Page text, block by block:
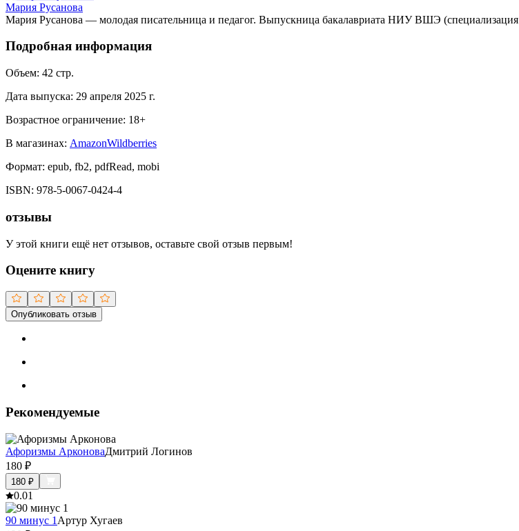
Мария Русанова
Мария Русанова — молодая писательница и педагог. Выпускница бакалавриата НИУ ВШЭ (специализация
Подробная информация
Объем: 42 стр.
Дата выпуска: 29 апреля 2025 г.
Возрастное ограничение: 18+
В магазинах: AmazonWildberries
Формат: epub, fb2, pdfRead, mobi
ISBN: 978-5-0067-0424-4
отзывы
У этой книги ещё нет отзывов, оставьте свой отзыв первым!
Оцените книгу
Опубликовать отзыв
Рекомендуемые
Афоризмы АрконоваДмитрий Логинов
180 ₽
180 ₽
0.01
90 минус 1 Артур Хугаев